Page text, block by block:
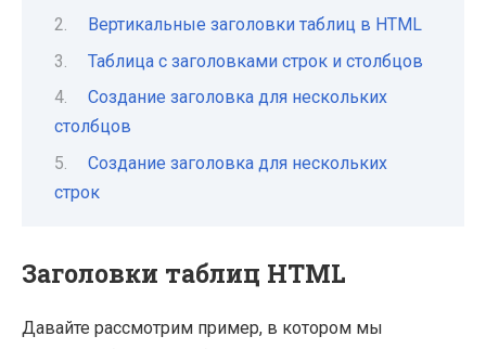
Вертикальные заголовки таблиц в HTML
Таблица с заголовками строк и столбцов
Создание заголовка для нескольких
столбцов
Создание заголовка для нескольких
строк
Заголовки таблиц HTML
Давайте рассмотрим пример, в котором мы